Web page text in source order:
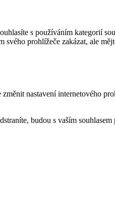
s používáním kategorií
prohlížeče zakázat, ale
nastavení internetového
budou s vaším souhlasem